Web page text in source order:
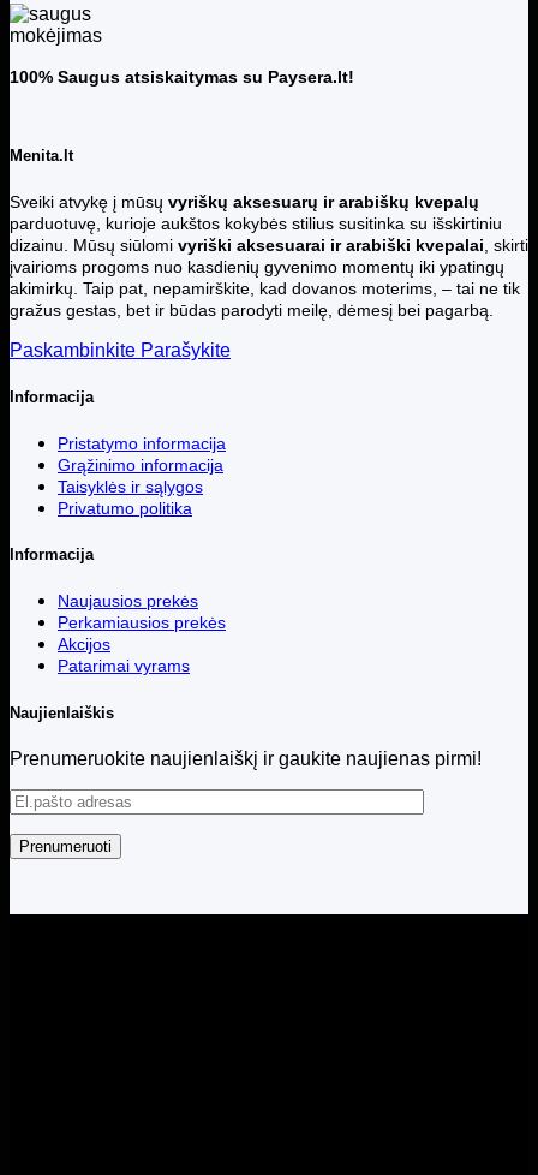
100% Saugus atsiskaitymas su Paysera.lt!
Menita.lt
Sveiki atvykę į mūsų vyriškų aksesuarų ir arabiškų kvepalų
parduotuvę, kurioje aukštos kokybės stilius susitinka su išskirtiniu
dizainu. Mūsų siūlomi vyriški aksesuarai ir arabiški kvepalai , skirti
įvairioms progoms nuo kasdienių gyvenimo momentų iki ypatingų
akimirkų. Taip pat, nepamirškite, kad dovanos moterims, – tai ne tik
gražus gestas, bet ir būdas parodyti meilę, dėmesį bei pagarbą.
Paskambinkite Parašykite
Informacija
Pristatymo informacija
Grąžinimo informacija
Taisyklės ir sąlygos
Privatumo politika
Informacija
Naujausios prekės
Perkamiausios prekės
Akcijos
Patarimai vyrams
Naujienlaiškis
Prenumeruokite naujienlaiškį ir gaukite naujienas pirmi!